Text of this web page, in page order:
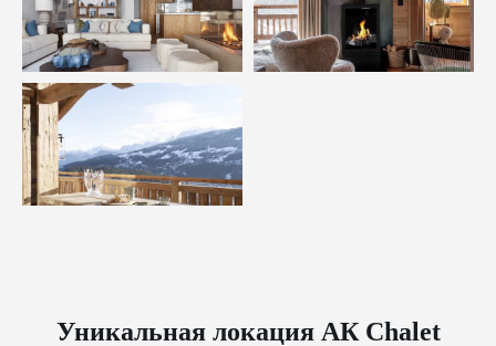
Уникальная локация АК Chalet